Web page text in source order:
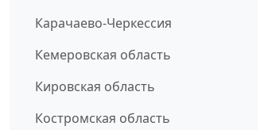
Карачаево-Черкессия
Кемеровская область
Кировская область
Костромская область